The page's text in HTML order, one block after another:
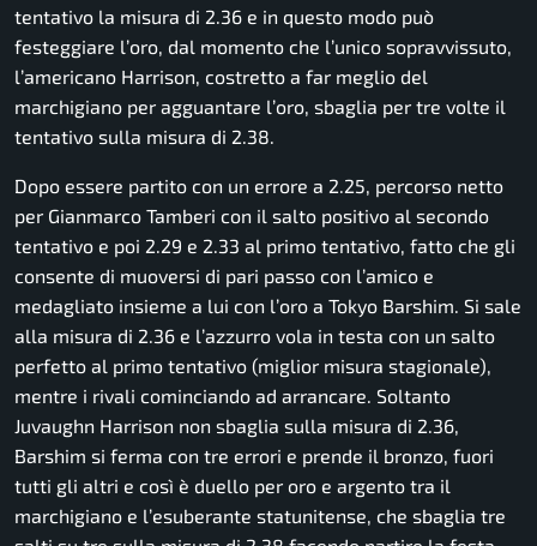
tentativo la misura di 2.36 e in questo modo può
festeggiare l’oro, dal momento che l’unico sopravvissuto,
l’americano Harrison, costretto a far meglio del
marchigiano per agguantare l’oro, sbaglia per tre volte il
tentativo sulla misura di 2.38.
Dopo essere partito con un errore a 2.25, percorso netto
per Gianmarco Tamberi con il salto positivo al secondo
tentativo e poi 2.29 e 2.33 al primo tentativo, fatto che gli
consente di muoversi di pari passo con l’amico e
medagliato insieme a lui con l’oro a Tokyo Barshim. Si sale
alla misura di 2.36 e l’azzurro vola in testa con un salto
perfetto al primo tentativo (miglior misura stagionale),
mentre i rivali cominciando ad arrancare. Soltanto
Juvaughn Harrison non sbaglia sulla misura di 2.36,
Barshim si ferma con tre errori e prende il bronzo, fuori
tutti gli altri e così è duello per oro e argento tra il
marchigiano e l’esuberante statunitense, che sbaglia tre